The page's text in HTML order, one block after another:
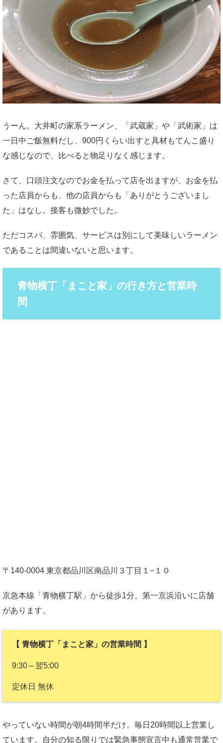
うーん。大井町の家系ラーメン、「武蔵家」や「武術家」は
一日中ご飯無料だし、900円くらい出すと具材もてんこ盛り
な感じなので、比べると物足りなく感じます。
さて、口頭注文なのでお金を払って店を出ますが、お金を払
った店員からも、他の店員からも「ありがとうございまし
た」はなし。接客も微妙でした。
ただコスパ、雰囲気、サービスは別にして美味しいラーメン
であることは間違いないと思います。
青物横丁「まこと家」の行き方と営業時
間
〒140-0004 東京都品川区南品川３丁目１−１０
京急本線「青物横丁駅」から徒歩1分。第一京浜沿いに店舗
があります。
【 青物横丁「まこと家」の営業時間 】
9:30～翌5:00
定休日 無休
やっていない時間が朝4時間半だけ。毎日20時間以上営業し
ています。自分の知る限りでは緊急事態宣言中も通常営業で